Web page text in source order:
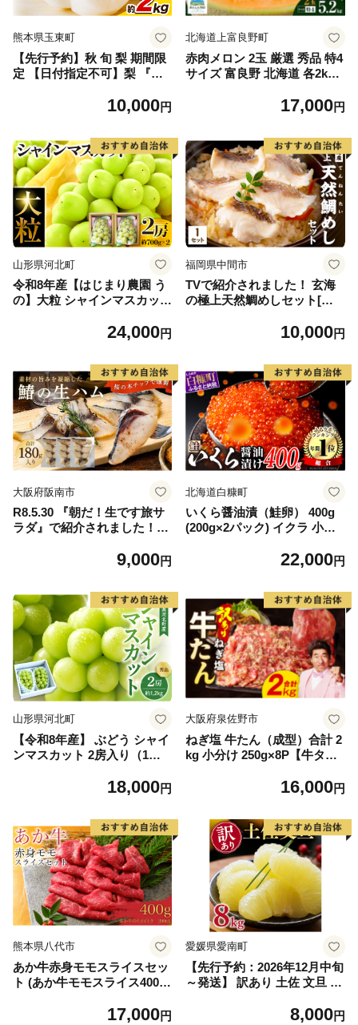
熊本県玉東町
【先行予約】秋 旬 梨 期間限
定 【日付指定不可】梨 『松
ぷり 約2kg 5-7玉前後 《7月
田農園』なし 果物 スイーツ
フルーツ デザート スムージ
ー SDG`s
10,000円
北海道上富良野町
赤肉メロン 2玉 厳選 秀品 特4
サイズ 富良野 北海道 各2kg
富良野 メロン めろん 果物 く
17,000円
山形県河北町
令和8年産【はじまり農園 う
の】大粒 シャインマスカット
河北町産 【河北町観光物産協
24,000円
福岡県中間市
TVで紹介されました！ 玄海
の極上天然鯛めしセット[鯛
だし]【010-0001】10,000円
大阪府阪南市
R8.5.30 『朝だ！生です旅サ
ラダ』で紹介されました！朝
生ハム ×3パック（1パックあ
9,000円
北海道白糠町
いくら醤油漬（鮭卵） 400g
(200g×2パック) イクラ 小分
くら醤油漬け 鮭 鮭卵 ikura
大好評品 北海道 白糠町
22,000円
山形県河北町
【令和8年産】 ぶどう シャイ
ンマスカット 2房入り（1房6
産【山形eLab】 ka074-023-r
18,000円
大阪府泉佐野市
ねぎ塩 牛たん（成型）合計 2
kg 小分け 250g×8P【牛タン
16,000円
熊本県八代市
あか牛赤身モモスライスセッ
ト (あか牛モモスライス400
17,000円
愛媛県愛南町
【先行予約：2026年12月中旬
～発送】 訳あり 土佐 文旦 8k
ス) 8000円 わけあり ぶんたん
8,000円